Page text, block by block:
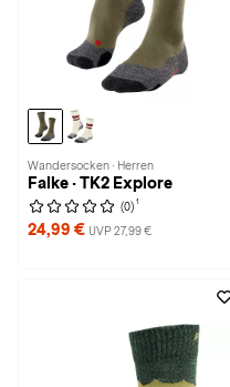
Wandersocken · Herren
Falke · TK2 Explore
(0) 1
24,99 € UVP 27,99 €